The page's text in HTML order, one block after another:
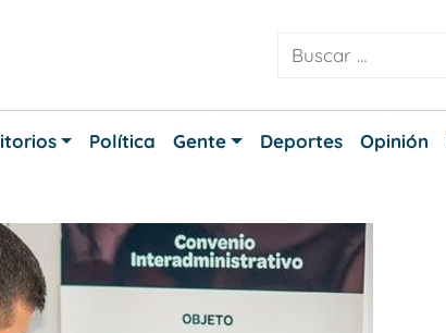
Política Gente Deportes Opinión